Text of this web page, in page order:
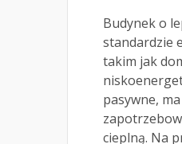
Budynek o
standardzie
takim jak
pasywne,
cieplną. Na